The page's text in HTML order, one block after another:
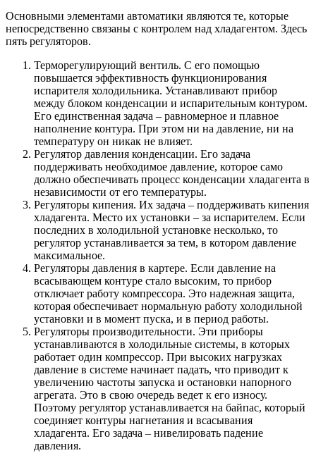
Основными элементами автоматики являются те, которые
непосредственно связаны с контролем над хладагентом. Здесь
пять регуляторов.
Терморегулирующий вентиль. С его помощью
повышается эффективность функционирования
испарителя холодильника. Устанавливают прибор
между блоком конденсации и испарительным контуром.
Его единственная задача – равномерное и плавное
наполнение контура. При этом ни на давление, ни на
температуру он никак не влияет.
Регулятор давления конденсации. Его задача
поддерживать необходимое давление, которое само
должно обеспечивать процесс конденсации хладагента в
независимости от его температуры.
Регуляторы кипения. Их задача – поддерживать кипения
хладагента. Место их установки – за испарителем. Если
последних в холодильной установке несколько, то
регулятор устанавливается за тем, в котором давление
максимальное.
Регуляторы давления в картере. Если давление на
всасывающем контуре стало высоким, то прибор
отключает работу компрессора. Это надежная защита,
которая обеспечивает нормальную работу холодильной
установки и в момент пуска, и в период работы.
Регуляторы производительности. Эти приборы
устанавливаются в холодильные системы, в которых
работает один компрессор. При высоких нагрузках
давление в системе начинает падать, что приводит к
увеличению частоты запуска и остановки напорного
агрегата. Это в свою очередь ведет к его износу.
Поэтому регулятор устанавливается на байпас, который
соединяет контуры нагнетания и всасывания
хладагента. Его задача – нивелировать падение
давления.